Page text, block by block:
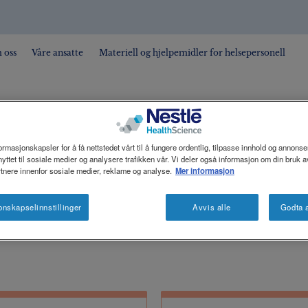
oss Våre ansatte Materiell og hjelpemidler for helsepersonell
PEDIATRIfor å få nettstedet vårt til å fungere ordentlig, tilpasse innhold og
til sosiale medier og analysere trafikken vår. Vi deler også informasjon om din bruk
innenfor sosiale medier, reklame og analyse. Mer informasjon
Avvis alle Godta